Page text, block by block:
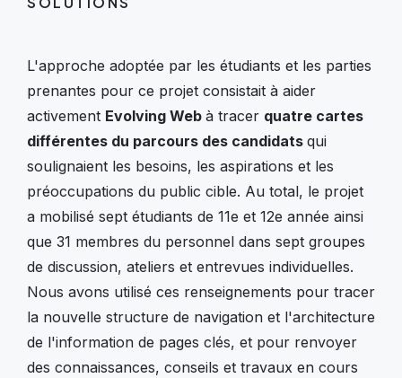
L'approche adoptée par les étudiants et les parties
prenantes pour ce projet consistait à aider
activement Evolving Web à tracer quatre cartes
différentes du parcours des candidats qui
soulignaient les besoins, les aspirations et les
préoccupations du public cible. Au total, le projet
a mobilisé sept étudiants de 11e et 12e année ainsi
que 31 membres du personnel dans sept groupes
de discussion, ateliers et entrevues individuelles.
Nous avons utilisé ces renseignements pour tracer
la nouvelle structure de navigation et l'architecture
de l'information de pages clés, et pour renvoyer
des connaissances, conseils et travaux en cours